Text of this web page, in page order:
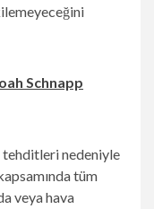
Schnapp
tehditleri nedeniyle
tüm
veya hava